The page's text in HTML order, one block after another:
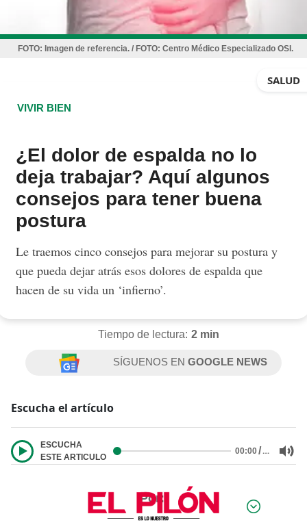
FOTO: Imagen de referencia. / FOTO: Centro Médico Especializado OSI.
SALUD
VIVIR BIEN
¿El dolor de espalda no lo
deja trabajar? Aquí algunos
consejos para tener buena
postura
Le traemos cinco consejos para mejorar su postura y
que pueda dejar atrás esos dolores de espalda que
hacen de su vida un ‘infierno’.
Tiempo de lectura: 2 min
SÍGUENOS ENGOOGLE NEWS
Escucha el artículo
ESCUCHA
ESTE ARTICULO
00:00/…
Por: